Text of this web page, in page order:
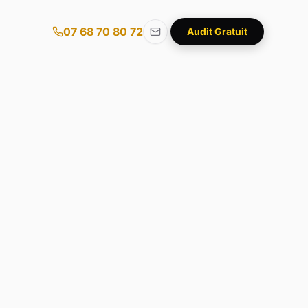
07 68 70 80 72 Audit Gratuit